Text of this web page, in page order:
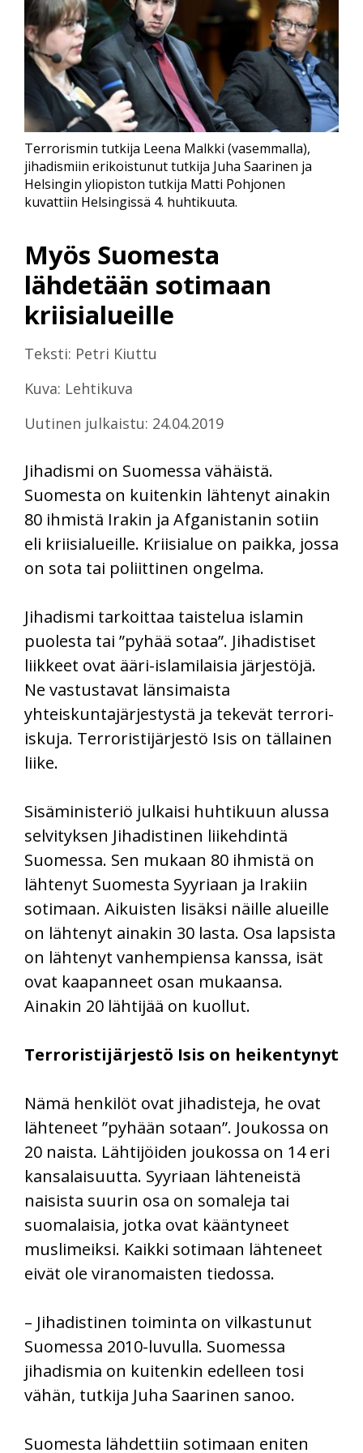
Myös Suomesta
lähdetään sotimaan
kriisialueille
Teksti: Petri Kiuttu
Kuva: Lehtikuva
Uutinen julkaistu: 24.04.2019
Terrorismin tutkija Leena Malkki (vasemmalla),
jihadismiin erikoistunut tutkija Juha Saarinen ja
Helsingin yliopiston tutkija Matti Pohjonen
kuvattiin Helsingissä 4. huhtikuuta.
Jihadismi on Suomessa vähäistä.
Suomesta on kuitenkin lähtenyt ainakin
80 ihmistä Irakin ja Afganistanin sotiin
eli kriisialueille. Kriisialue on paikka, jossa
on sota tai poliittinen ongelma.
Jihadismi tarkoittaa taistelua islamin
puolesta tai ”pyhää sotaa”. Jihadistiset
liikkeet ovat ääri-islamilaisia järjestöjä.
Ne vastustavat länsimaista
yhteiskuntajärjestystä ja tekevät terrori-
iskuja. Terroristijärjestö Isis on tällainen
liike.
Sisäministeriö julkaisi huhtikuun alussa
selvityksen Jihadistinen liikehdintä
Suomessa. Sen mukaan 80 ihmistä on
lähtenyt Suomesta Syyriaan ja Irakiin
sotimaan. Aikuisten lisäksi näille alueille
on lähtenyt ainakin 30 lasta. Osa lapsista
on lähtenyt vanhempiensa kanssa, isät
ovat kaapanneet osan mukaansa.
Ainakin 20 lähtijää on kuollut.
Terroristijärjestö Isis on heikentynyt
Nämä henkilöt ovat jihadisteja, he ovat
lähteneet ”pyhään sotaan”. Joukossa on
20 naista. Lähtijöiden joukossa on 14 eri
kansalaisuutta. Syyriaan lähteneistä
naisista suurin osa on somaleja tai
suomalaisia, jotka ovat kääntyneet
muslimeiksi. Kaikki sotimaan lähteneet
eivät ole viranomaisten tiedossa.
– Jihadistinen toiminta on vilkastunut
Suomessa 2010-luvulla. Suomessa
jihadismia on kuitenkin edelleen tosi
vähän, tutkija Juha Saarinen sanoo.
Suomesta lähdettiin sotimaan eniten